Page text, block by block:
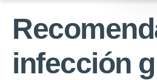
infección